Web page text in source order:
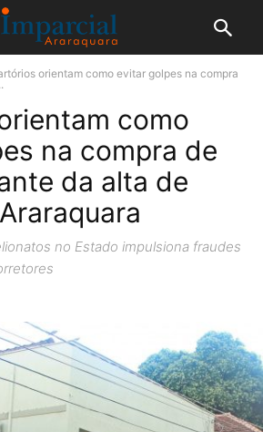
orientam como evitar golpes na compra
como
na compra de
da alta de
no Estado impulsiona fraudes